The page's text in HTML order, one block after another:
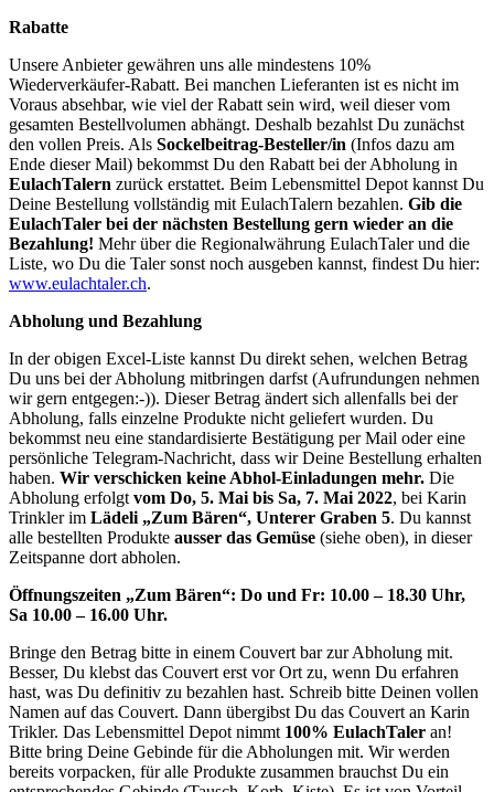
Rabatte
Unsere Anbieter gewähren uns alle mindestens 10%
Wiederverkäufer-Rabatt. Bei manchen Lieferanten ist es nicht im
Voraus absehbar, wie viel der Rabatt sein wird, weil dieser vom
gesamten Bestellvolumen abhängt. Deshalb bezahlst Du zunächst
den vollen Preis. Als Sockelbeitrag-Besteller/in (Infos dazu am
Ende dieser Mail) bekommst Du den Rabatt bei der Abholung in
EulachTalern zurück erstattet. Beim Lebensmittel Depot kannst Du
Deine Bestellung vollständig mit EulachTalern bezahlen. Gib die
EulachTaler bei der nächsten Bestellung gern wieder an die
Bezahlung! Mehr über die Regionalwährung EulachTaler und die
Liste, wo Du die Taler sonst noch ausgeben kannst, findest Du hier:
www.eulachtaler.ch.
Abholung und Bezahlung
In der obigen Excel-Liste kannst Du direkt sehen, welchen Betrag
Du uns bei der Abholung mitbringen darfst (Aufrundungen nehmen
wir gern entgegen:-)). Dieser Betrag ändert sich allenfalls bei der
Abholung, falls einzelne Produkte nicht geliefert wurden. Du
bekommst neu eine standardisierte Bestätigung per Mail oder eine
persönliche Telegram-Nachricht, dass wir Deine Bestellung erhalten
haben. Wir verschicken keine Abhol-Einladungen mehr. Die
Abholung erfolgt vom Do, 5. Mai bis Sa, 7. Mai 2022, bei Karin
Trinkler im Lädeli „Zum Bären“, Unterer Graben 5. Du kannst
alle bestellten Produkte ausser das Gemüse (siehe oben), in dieser
Zeitspanne dort abholen.
Öffnungszeiten „Zum Bären“: Do und Fr: 10.00 – 18.30 Uhr,
Sa 10.00 – 16.00 Uhr.
Bringe den Betrag bitte in einem Couvert bar zur Abholung mit.
Besser, Du klebst das Couvert erst vor Ort zu, wenn Du erfahren
hast, was Du definitiv zu bezahlen hast. Schreib bitte Deinen vollen
Namen auf das Couvert. Dann übergibst Du das Couvert an Karin
Trikler. Das Lebensmittel Depot nimmt 100% EulachTaler an!
Bitte bring Deine Gebinde für die Abholungen mit. Wir werden
bereits vorpacken, für alle Produkte zusammen brauchst Du ein